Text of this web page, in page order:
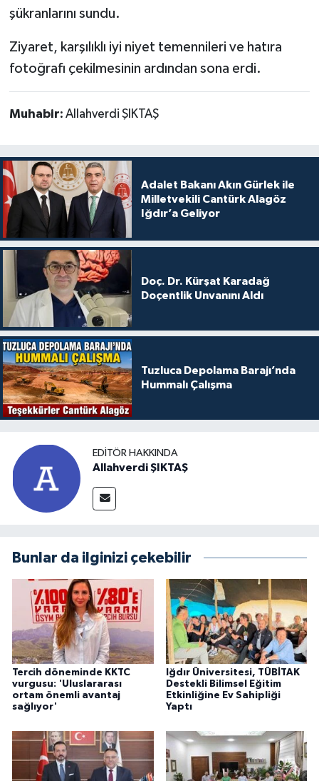
şükranlarını sundu.
Ziyaret, karşılıklı iyi niyet temennileri ve hatıra
fotoğrafı çekilmesinin ardından sona erdi.
Muhabir: Allahverdi ŞIKTAŞ
Adalet Bakanı Akın Gürlek ile
Milletvekili Cantürk Alagöz
Iğdır’a Geliyor
Doç. Dr. Kürşat Karadağ
Doçentlik Unvanını Aldı
Tuzluca Depolama Barajı’nda
Hummalı Çalışma
EDITÖR HAKKINDA
Allahverdi ŞIKTAŞ
Bunlar da ilginizi çekebilir
Tercih döneminde KKTC
vurgusu: 'Uluslararası
ortam önemli avantaj
sağlıyor'
Iğdır Üniversitesi, TÜBİTAK
Destekli Bilimsel Eğitim
Etkinliğine Ev Sahipliği
Yaptı